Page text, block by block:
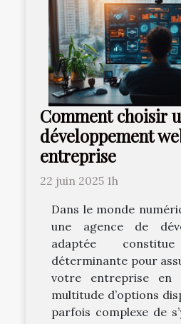
Comment choisir
développement
entreprise
22 juin 2025 1h
Dans le monde
une agence de
adaptée
déterminante pour
votre entreprise en
multitude d’options
parfois complexe de